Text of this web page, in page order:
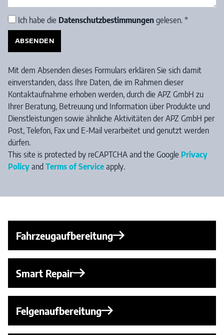
Ich habe die Datenschutzbestimmungen gelesen. *
ABSENDEN
Mit dem Absenden dieses Formulars erklären Sie sich damit
einverstanden, dass Ihre Daten, die im Rahmen dieser
Kontaktaufnahme erhoben werden, durch die APZ GmbH zu
Ihrer Beratung, Betreuung und Information über Produkte und
Dienstleistungen sowie ähnliche Aktivitäten der APZ GmbH per
Post, Telefon, Fax und E-Mail verarbeitet und genutzt werden
dürfen.
This site is protected by reCAPTCHA and the Google Privacy
Policy and Terms of Service apply.
Fahrzeugaufbereitung
Smart Repair
Felgenaufbereitung